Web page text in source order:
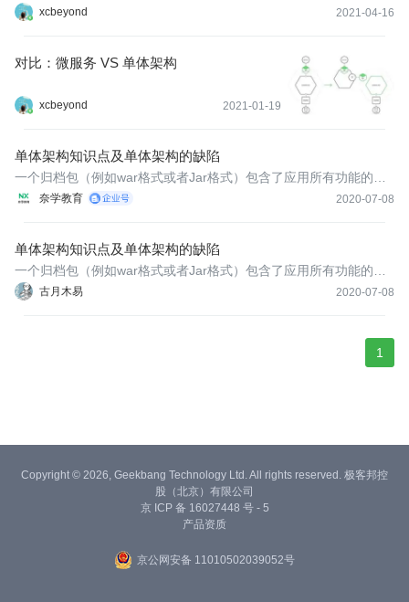
xcbeyond 2021-04-16
型和开发人员的生存、晋升空间。这里我列举了目前主要的四种软
对比：微服务 VS 单体架构
xcbeyond 2021-01-19
单体架构知识点及单体架构的缺陷
奈学教育 2020-07-08
一个归档包（例如war格式或者Jar格式）包含了应用所有功能的应
用程序，我们通常称之为单体应用。架构单体应用的方法论，我们
单体架构知识点及单体架构的缺陷
古月木易 2020-07-08
一个归档包（例如war格式或者Jar格式）包含了应用所有功能的应
用程序，我们通常称之为单体应用。架构单体应用的方法论，我们
1
Copyright © 2026, Geekbang Technology Ltd. All rights reserved. 极客邦控
股（北京）有限公司
京 ICP 备 16027448 号 - 5
产品资质
京公网安备 11010502039052号